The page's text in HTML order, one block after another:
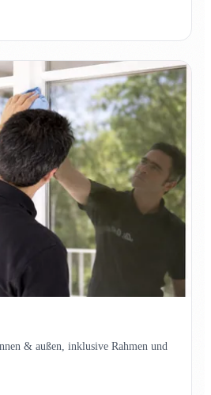
& außen, inklusive Rahmen und